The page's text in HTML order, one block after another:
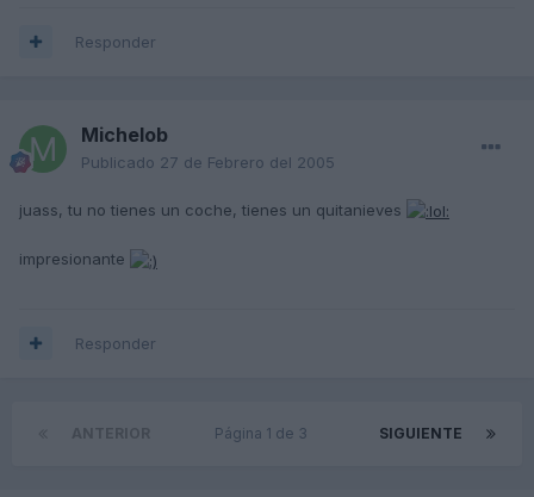
Responder
Michelob
Publicado 27 de Febrero del 2005
juass, tu no tienes un coche, tienes un quitanieves
impresionante
Responder
SIGUIENTE
Página 1 de 3